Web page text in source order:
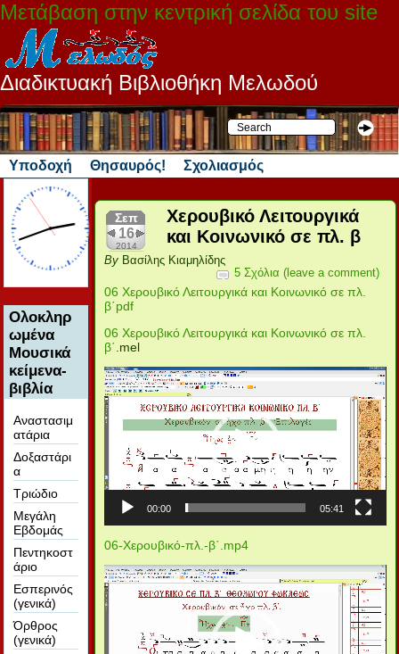
Μετάβαση στην κεντρική σελίδα του site
Διαδικτυακή Βιβλιοθήκη Μελωδού
Υποδοχή Θησαυρός! Σχολιασμός
Ολοκληρ
ωμένα
Μουσικά
κείμενα-
βιβλία
Αναστασιμ
ατάρια
Δοξαστάρι
α
Τριώδιο
Μεγάλη
Εβδομάς
Πεντηκοστ
άριο
Εσπερινός
(γενικά)
Όρθρος
(γενικά)
Σεπ
16
2014
Χερουβικό Λειτουργικά
και Κοινωνικό σε πλ. β
By Βασίλης Κιαμηλίδης
5 Σχόλια (leave a comment)
06 Χερουβικό Λειτουργικά και Κοινωνικό σε πλ.
β΄pdf
06 Χερουβικό Λειτουργικά και Κοινωνικό σε πλ.
β΄ .mel
Πρόγραμμα
Αναπαραγωγής
Βίντεο
00:00 05:41
06-Χερουβικό-πλ.-β΄.mp4
Πρόγραμμα
Αναπαραγωγής
Βίντεο